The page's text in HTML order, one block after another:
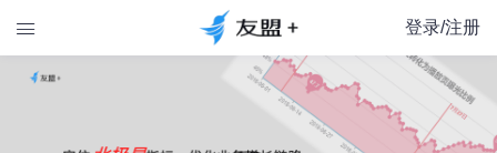
 登录/注册